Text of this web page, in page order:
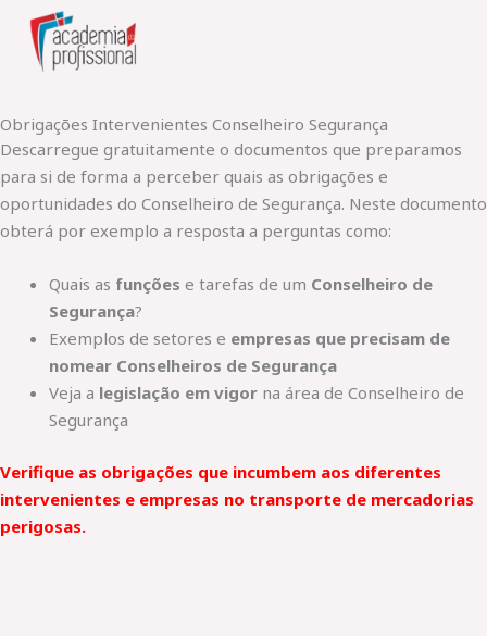
content
Obrigações Intervenientes Conselheiro Segurança
Descarregue gratuitamente o documentos que preparamos
para si de forma a perceber quais as obrigações e
oportunidades do Conselheiro de Segurança. Neste documento
obterá por exemplo a resposta a perguntas como:
Quais as funções e tarefas de um Conselheiro de
Segurança?
Exemplos de setores e empresas que precisam de
nomear Conselheiros de Segurança
Veja a legislação em vigor na área de Conselheiro de
Segurança
Verifique as obrigações que incumbem aos diferentes
intervenientes e empresas no transporte de mercadorias
perigosas.